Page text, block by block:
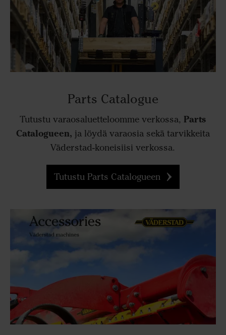
Parts Catalogue
Tutustu varaosaluetteloomme verkossa, Parts
Catalogueen, ja löydä varaosia sekä tarvikkeita
Väderstad-koneisiisi verkossa.
Tutustu Parts Catalogueen